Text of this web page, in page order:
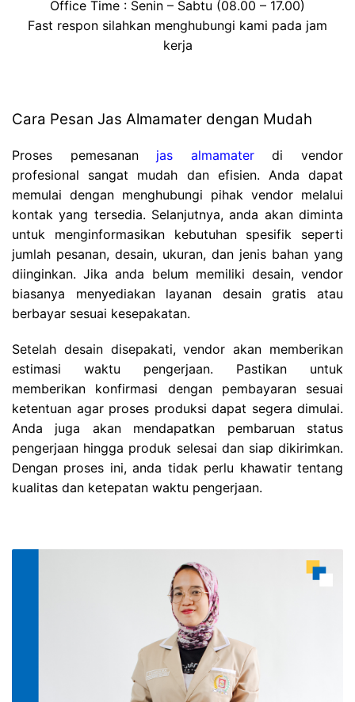
Office Time : Senin – Sabtu (08.00 – 17.00)
Fast respon silahkan menghubungi kami pada jam
kerja
Cara Pesan Jas Almamater dengan Mudah
Proses pemesanan jas almamaterdi vendor
profesional sangat mudah dan efisien. Anda dapat
memulai dengan menghubungi pihak vendor melalui
kontak yang tersedia. Selanjutnya, anda akan diminta
untuk menginformasikan kebutuhan spesifik seperti
jumlah pesanan, desain, ukuran, dan jenis bahan yang
diinginkan. Jika anda belum memiliki desain, vendor
biasanya menyediakan layanan desain gratis atau
berbayar sesuai kesepakatan.
Setelah desain disepakati, vendor akan memberikan
estimasi waktu pengerjaan. Pastikan untuk
memberikan konfirmasi dengan pembayaran sesuai
ketentuan agar proses produksi dapat segera dimulai.
Anda juga akan mendapatkan pembaruan status
pengerjaan hingga produk selesai dan siap dikirimkan.
Dengan proses ini, anda tidak perlu khawatir tentang
kualitas dan ketepatan waktu pengerjaan.